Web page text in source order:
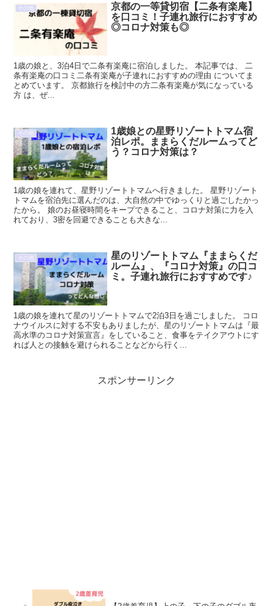
その他
京都の一等貸切宿【二条有楽庵】
を口コミ！子連れ旅行におすすめ
◎コロナ対策も◎
1歳の娘と、3泊4日で二条有楽庵に宿泊しました。 本記事では、 二
条有楽庵の口コミ二条有楽庵が子連れにおすすめの理由 についてま
とめています。 京都旅行を検討中の方二条有楽庵が気になっている
方 は、ぜ...
その他
1歳娘との星野リゾートトマム宿
泊レポ。ままらくだルームってど
う？コロナ対策は？
1歳の娘を連れて、星野リゾートトマムへ行きました。 星野リゾート
トマムを宿泊先に選んだのは、大自然の中でゆっくりと過ごしたかっ
たから。 娘のお昼寝時間をキープできること、コロナ対策に力を入
れており、3密を回避できることも大きな...
その他
星のリゾートトマム『ままらくだ
ルーム』、『コロナ対策』の口コ
ミ。子連れ旅行におすすめです♪
1歳の娘を連れて星のリゾートトマムで2泊3日を過ごしました。 コロ
ナウイルスに対する不安もありましたが、星のリゾートトマムは『最
高水準のコロナ対策宣言』をしていること、食事をテイクアウトにす
れば人との接触を避けられることなどから行く...
スポンサーリンク